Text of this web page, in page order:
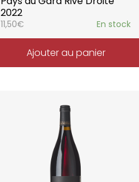
2022
11,50€ En stock
Ajouter au panier